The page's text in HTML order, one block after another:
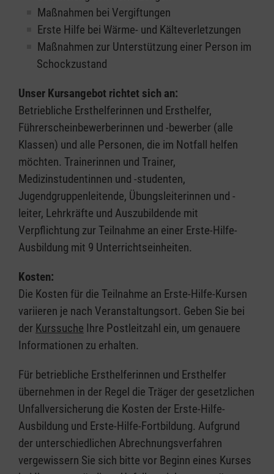
Maßnahmen bei Vergiftungen
Erste Hilfe bei Wärme- und Kälteverletzungen
Maßnahmen zur Unterstützung einer Person im
Schockzustand
Unser Kursangebot richtet sich an:
Betriebliche Ersthelferinnen und Ersthelfer,
Führerscheinbewerberinnen und -bewerber (alle
Klassen) und alle Personen, die im Notfall helfen
möchten. Trainerinnen und Trainer,
Medizinstudentinnen und -studenten,
Jugendgruppenleitende, Übungsleiterinnen und -
leiter, Lehrkräfte und Auszubildende mit
Verpflichtung zur Teilnahme an einer Erste-Hilfe-
Ausbildung mit 9 Unterrichtseinheiten.
Kosten:
Die Kosten für die Teilnahme an Erste-Hilfe-Kursen
variieren je nach Veranstaltungsort. Geben Sie bei
der Kurssuche Ihre Postleitzahl ein, um genauere
Informationen zu erhalten.
Für betriebliche Ersthelferinnen und Ersthelfer
übernehmen in der Regel die Träger der gesetzlichen
Unfallversicherung die Kosten der Erste-Hilfe-
Ausbildung und Erste-Hilfe-Fortbildung. Aufgrund
der unterschiedlichen Abrechnungsverfahren
vergewissern Sie sich bitte vor Beginn eines Kurses